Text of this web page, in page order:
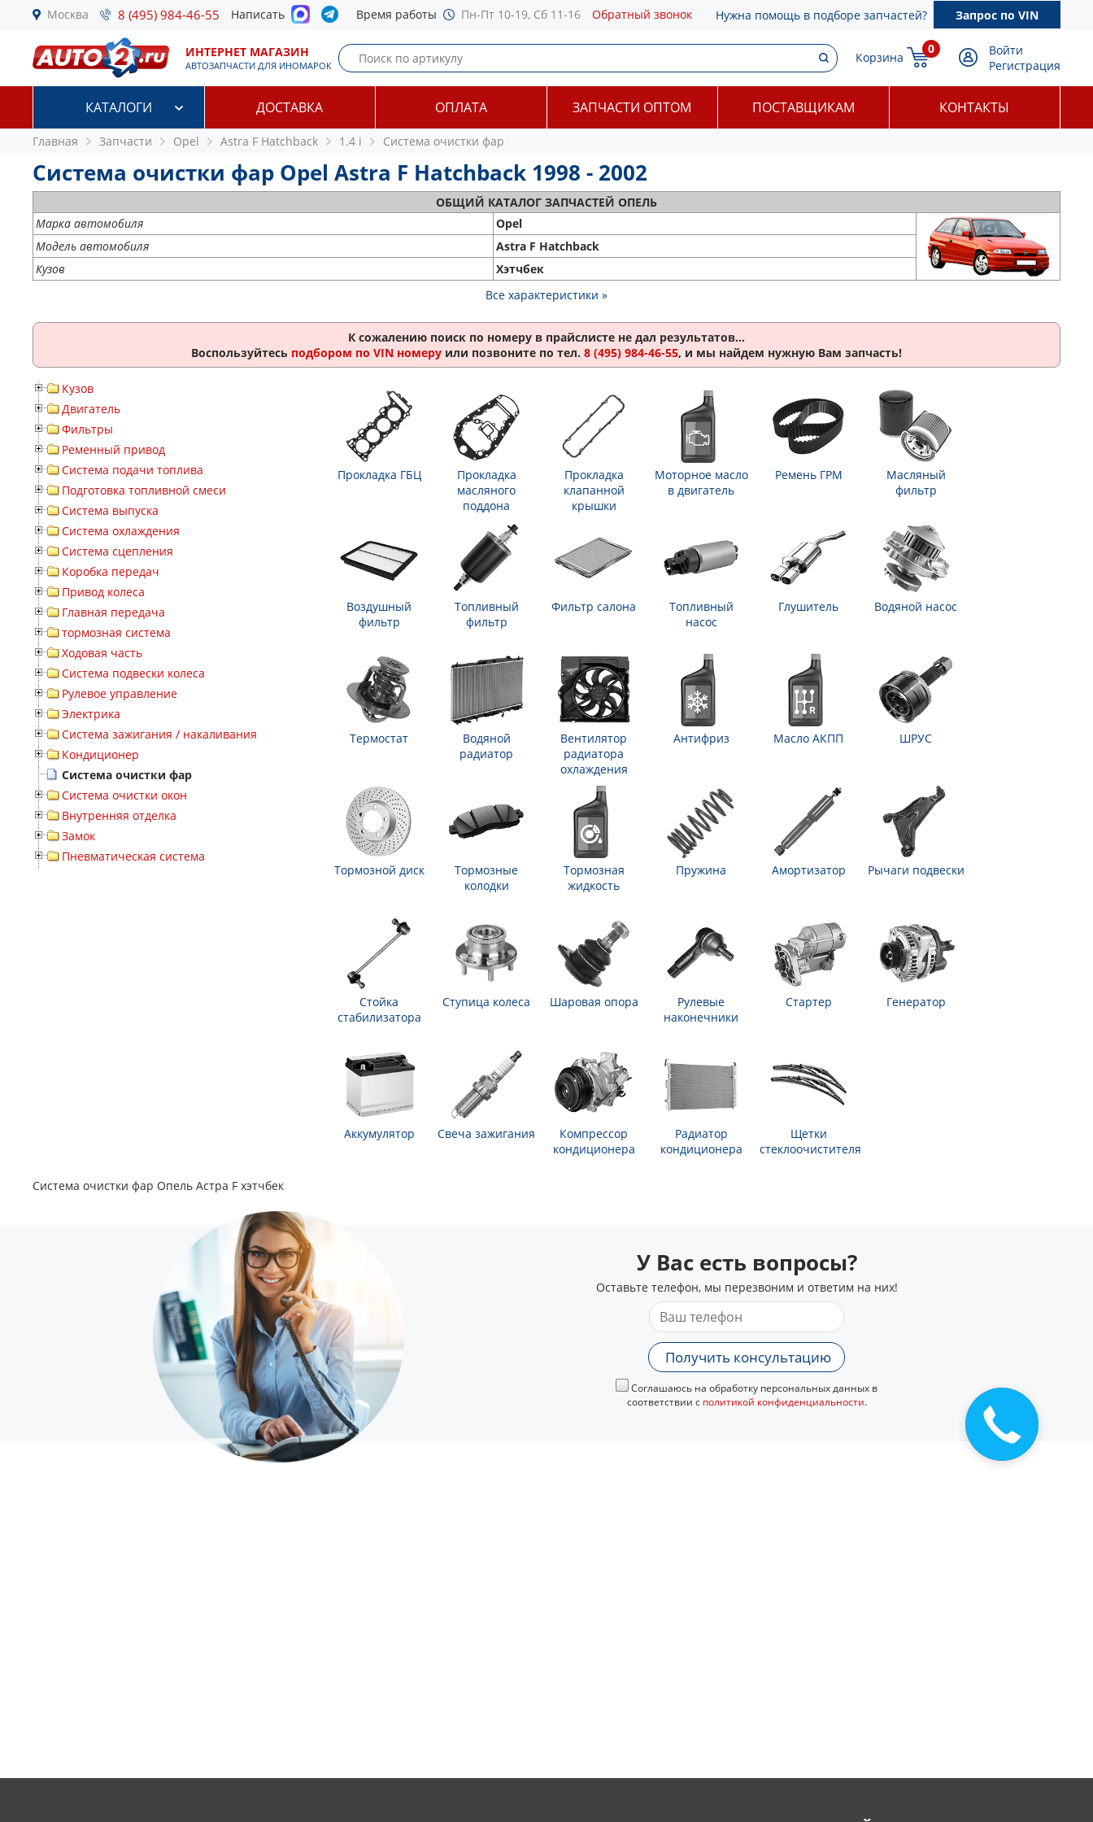
Москва 8 (495) 984-46-55 Написать Время работы Пн-Пт 10-19, Сб 11-16 Обратный звонок Нужна помощь в подборе запчастей? Запрос по VIN
ИНТЕРНЕТ МАГАЗИН
АВТОЗАПЧАСТИ ДЛЯ ИНОМАРОК
Корзина
0
Войти
Регистрация
КАТАЛОГИ ДОСТАВКА ОПЛАТА ЗАПЧАСТИ ОПТОМ ПОСТАВЩИКАМ КОНТАКТЫ
Главная Запчасти Opel Astra F Hatchback 1.4 i Система очистки фар
Система очистки фар Opel Astra F Hatchback 1998 - 2002
ОБЩИЙ КАТАЛОГ ЗАПЧАСТЕЙ ОПЕЛЬ
Марка автомобиля
Opel
Модель автомобиля
Astra F Hatchback
Кузов
Хэтчбек
Все характеристики »
К сожалению поиск по номеру в прайслисте не дал результатов...
Воспользуйтесь подбором по VIN номеру или позвоните по тел. 8 (495) 984-46-55, и мы найдем нужную Вам запчасть!
Кузов
Двигатель
Фильтры
Ременный привод
Система подачи топлива
Подготовка топливной смеси
Система выпуска
Система охлаждения
Система сцепления
Коробка передач
Привод колеса
Главная передача
тормозная система
Ходовая часть
Система подвески колеса
Рулевое управление
Электрика
Система зажигания / накаливания
Кондиционер
Система очистки фар
Система очистки окон
Внутренняя отделка
Замок
Пневматическая система
Прокладка ГБЦ
Прокладка
масляного
поддона
Прокладка
клапанной
крышки
Моторное масло
в двигатель
Ремень ГРМ
Масляный
фильтр
Воздушный
фильтр
Топливный
фильтр
Фильтр салона
Топливный
насос
Глушитель Водяной насос
Термостат
Водяной
радиатор
Вентилятор
радиатора
охлаждения
Антифриз Масло АКПП ШРУС
Тормозной диск
Тормозные
колодки
Тормозная
жидкость
Пружина Амортизатор Рычаги подвески
Стойка
стабилизатора
Ступица колеса Шаровая опора
Рулевые
наконечники
Стартер Генератор
Аккумулятор Свеча зажигания
Компрессор
кондиционера
Радиатор
кондиционера
Щетки
стеклоочистителя
Система очистки фар Опель Астра F хэтчбек
У Вас есть вопросы?
Оставьте телефон, мы перезвоним и ответим на них!
Получить консультацию
Соглашаюсь на обработку персональных данных в
соответствии с политикой конфиденциальности.